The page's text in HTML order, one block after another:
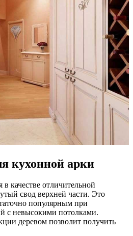
кухонной арки
качестве отличительной
свод верхней части. Это
популярным при
с невысокими потолками.
деревом позволит получить